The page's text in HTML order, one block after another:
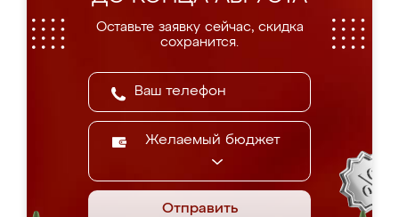
Оставьте заявку сейчас, скидка
сохранится.
Желаемый бюджет
Отправить